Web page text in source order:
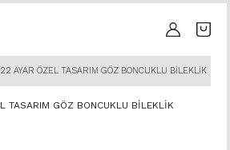
22 AYAR ÖZEL TASARIM GÖZ BONCUKLU BİLEKLİK